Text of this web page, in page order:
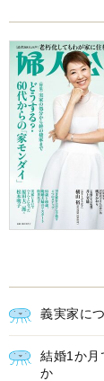
義実家に
結婚1か月
か